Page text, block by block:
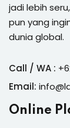
jadi lebih
pun yang
dunia global.
Call / WA :
Email:
Online